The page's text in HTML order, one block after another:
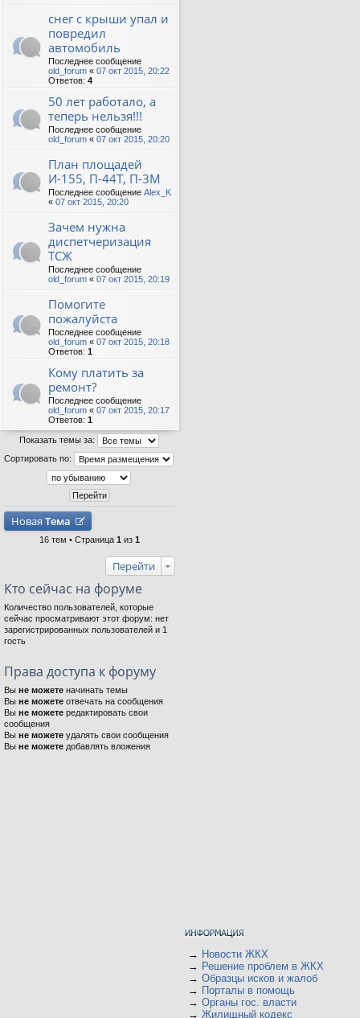
снег с крыши упал и
повредил
автомобиль
Последнее сообщение
old_forum « 07 окт 2015, 20:22
Ответов: 4
50 лет работало, а
теперь нельзя!!!
Последнее сообщение
old_forum « 07 окт 2015, 20:20
План площадей
И-155, П-44Т, П-3М
Последнее сообщение Alex_K
« 07 окт 2015, 20:20
Зачем нужна
диспетчеризация
ТСЖ
Последнее сообщение
old_forum « 07 окт 2015, 20:19
Помогите
пожалуйста
Последнее сообщение
old_forum « 07 окт 2015, 20:18
Ответов: 1
Кому платить за
ремонт?
Последнее сообщение
old_forum « 07 окт 2015, 20:17
Ответов: 1
Показать темы за:
Сортировать по:
Новая Тема
16 тем • Страница 1 из 1
Перейти
Кто сейчас на форуме
Количество пользователей, которые
сейчас просматривают этот форум: нет
зарегистрированных пользователей и 1
гость
Права доступа к форуму
Вы не можете начинать темы
Вы не можете отвечать на сообщения
Вы не можете редактировать свои
сообщения
Вы не можете удалять свои сообщения
Вы не можете добавлять вложения
→ Новости ЖКХ
→ Решение проблем в ЖКХ
→ Образцы исков и жалоб
→ Порталы в помощь
→ Органы гос. власти
→ Жилищный кодекс